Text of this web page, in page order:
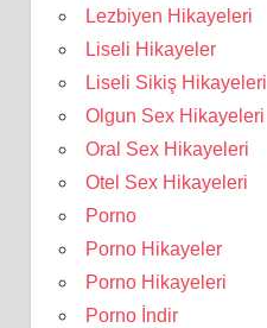
Lezbiyen Hikayeleri
Liseli Hikayeler
Liseli Sikiş Hikayeleri
Olgun Sex Hikayeleri
Oral Sex Hikayeleri
Otel Sex Hikayeleri
Porno
Porno Hikayeler
Porno Hikayeleri
Porno İndir